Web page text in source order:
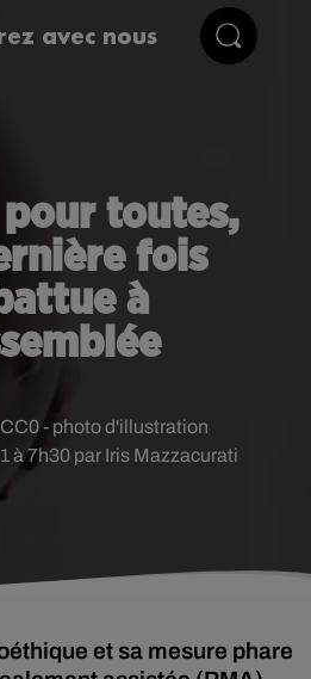
avec nous
pour toutes,
fois
à
à 7h30 par Iris Mazzacurati
CC0 - photo d'illustration
et sa mesure phare